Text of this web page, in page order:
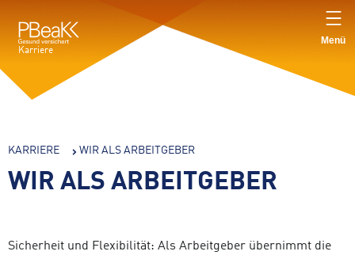
springen
Verweis
zur
Startseite
Karriere
Menü
Sie
sind
hier:
KARRIERE WIR ALS ARBEITGEBER
WIR ALS ARBEITGEBER
Sicherheit und Flexibilität: Als Arbeitgeber übernimmt die